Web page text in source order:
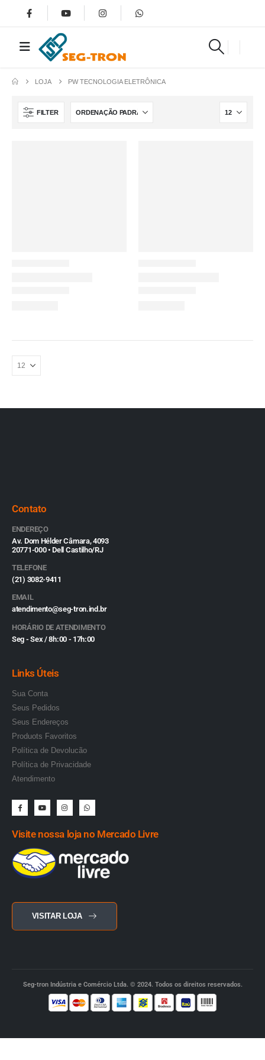
LOJA PW TECNOLOGIA ELETRÔNICA
FILTER
Contato
ENDEREÇO
Av. Dom Hélder Câmara, 4093
20771-000 • Dell Castilho/RJ
TELEFONE
(21) 3082-9411
EMAIL
atendimento@seg-tron.ind.br
HORÁRIO DE ATENDIMENTO
Seg - Sex / 8h:00 - 17h:00
Links Úteis
Sua Conta
Seus Pedidos
Seus Endereços
Produots Favoritos
Política de Devolucão
Política de Privacidade
Atendimento
Visite nossa loja no Mercado Livre
VISITAR LOJA
Seg-tron Indústria e Comércio Ltda. © 2024. Todos os direitos reservados.